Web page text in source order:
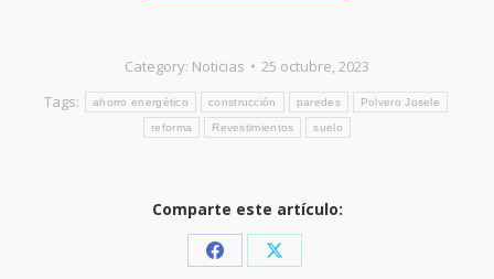
Category: Noticias
25 octubre, 2023
Tags:
ahorro energético construcción paredes Polvero Josele
reforma Revestimientos suelo
Comparte este artículo:
Share Share